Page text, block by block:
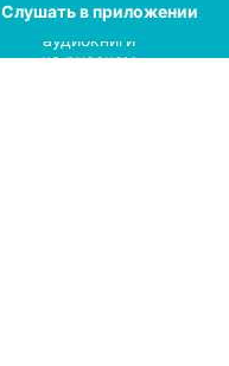
Слушатьв приложении
Лучшие
аудиокниги
на русском